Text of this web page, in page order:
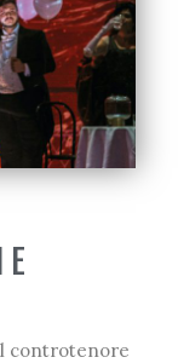
E
il controtenore